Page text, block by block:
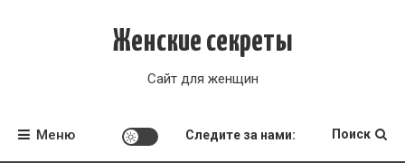
Женские секреты
Сайт для женщин
Меню Следите за нами: Поиск